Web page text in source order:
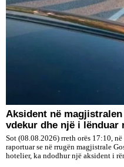
Aksident në
vdekur dhe një i lënduar
Sot (08.08.2026) rreth orës 17:10,
raportuar se në rrugën magjistrale
hotelier, ka ndodhur një aksident i